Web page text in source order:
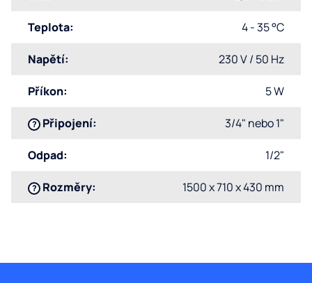
Teplota: 4 - 35 °C
Napětí: 230 V / 50 Hz
Příkon: 5 W
? Připojení: 3/4" nebo 1"
Odpad: 1/2"
? Rozměry: 1500 x 710 x 430 mm